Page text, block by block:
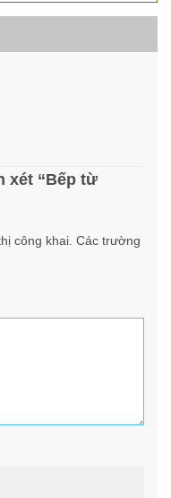
xét “Bếp từ
công khai. Các trường